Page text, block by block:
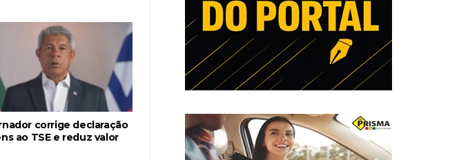
corrige declaração
ao TSE e reduz valor